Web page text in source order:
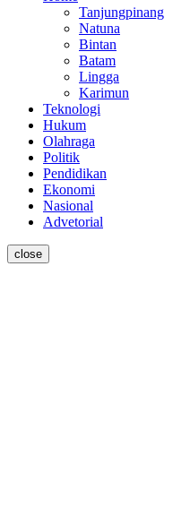
Tanjungpinang
Natuna
Bintan
Batam
Lingga
Karimun
Teknologi
Hukum
Olahraga
Politik
Pendidikan
Ekonomi
Nasional
Advetorial
close